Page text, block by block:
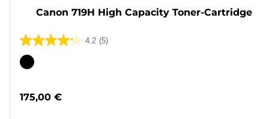
Canon 719H High Capacity Toner-Cartridge
4.2 (5)
4.2
von
Farbpatrone
175,00 €